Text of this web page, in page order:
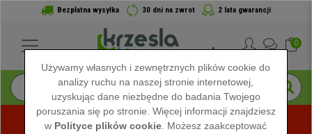
Bezpłatna wysyłka 30 dni na zwrot 2 lata gwarancji
0
Używamy własnych i zewnętrznych plików cookie do
analizy ruchu na naszej stronie internetowej,
uzyskując dane niezbędne do badania Twojego
poruszania się po stronie. Więcej informacji znajdziesz
w Polityce plików cookie . Możesz zaakceptować